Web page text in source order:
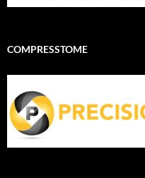
COMPRESSTOME